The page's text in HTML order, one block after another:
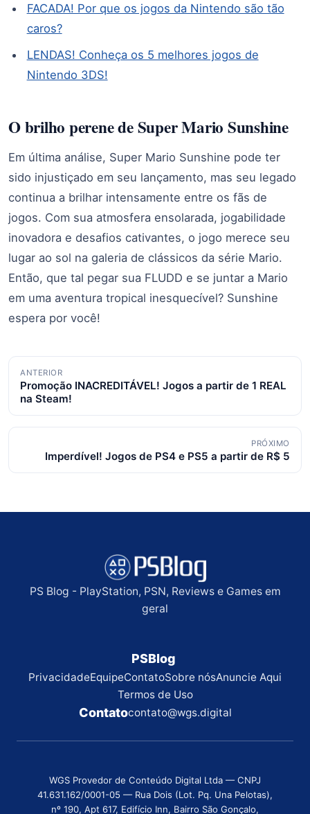
FACADA! Por que os jogos da Nintendo são tão
caros?
LENDAS! Conheça os 5 melhores jogos de
Nintendo 3DS!
O brilho perene de Super Mario Sunshine
Em última análise, Super Mario Sunshine pode ter
sido injustiçado em seu lançamento, mas seu legado
continua a brilhar intensamente entre os fãs de
jogos. Com sua atmosfera ensolarada, jogabilidade
inovadora e desafios cativantes, o jogo merece seu
lugar ao sol na galeria de clássicos da série Mario.
Então, que tal pegar sua FLUDD e se juntar a Mario
em uma aventura tropical inesquecível? Sunshine
espera por você!
Navegação
de
posts
ANTERIOR
Promoção INACREDITÁVEL! Jogos a partir de 1 REAL
na Steam!
PRÓXIMO
Imperdível! Jogos de PS4 e PS5 a partir de R$ 5
PS Blog - PlayStation, PSN, Reviews e Games em
geral
PSBlog
PrivacidadeEquipeContatoSobre nósAnuncie Aqui
Termos de Uso
Contatocontato@wgs.digital
WGS Provedor de Conteúdo Digital Ltda — CNPJ
41.631.162/0001-05 — Rua Dois (Lot. Pq. Una Pelotas),
nº 190, Apt 617, Edifício Inn, Bairro São Gonçalo,